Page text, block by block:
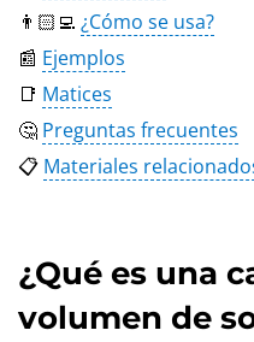
👨🏻‍💻 ¿Cómo se usa?
📰 Ejemplos
📑 Matices
🤔 Preguntas frecuentes
📋 Materiales
¿Qué es una
volumen de